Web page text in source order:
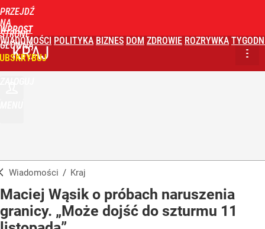
PRZEJDŹ
NA
STRONĘ
GŁÓWNĄ
WPROST
WIADOMOŚCI POLITYKA BIZNES DOM ZDROWIE ROZRYWKA
KRAJ
Wiadomości / Kraj
Maciej Wąsik o próbach naruszenia
granicy. „Może dojść do szturmu 11